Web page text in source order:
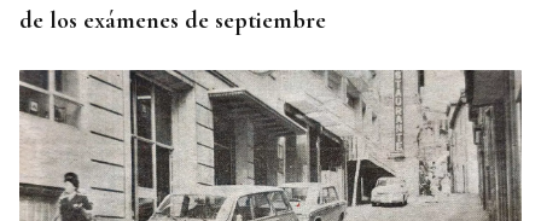
de los exámenes de septiembre